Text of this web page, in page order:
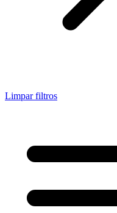
Limpar filtros